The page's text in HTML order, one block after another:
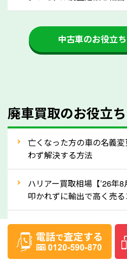
ができる場合があります。廃
付金をお客様に返還しない業
をする際には、自動車税の還
かを確認するようにしてくだ
人気の車種は廃車の状態でも
産車は高く買取が可能です。
なら廃車の車も適正価格で買
拒否となった車も価格がつく
ずに愛知県の「ソコカラ」に
でも高価買取が可能なケース
はWebで簡単にできる無料査
実際の買取実績を、車のメー
中古車のお役立
廃車買取のお役立
亡くなった方の車の名義
わず解決する方法
ハリアー買取相場【’26年
叩かれずに輸出で高く売る
ヴェルファイア買取相場
でも「輸出」で高く売るコ